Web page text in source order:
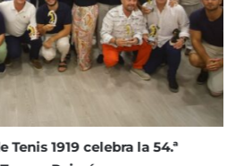
Navarro Soto se incorpora